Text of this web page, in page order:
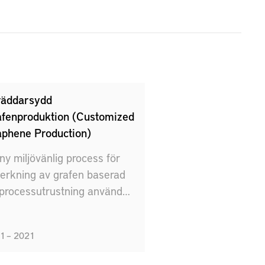
(Customized
Production)
miljövänlig process för
av grafen baserad
använd
– 2021